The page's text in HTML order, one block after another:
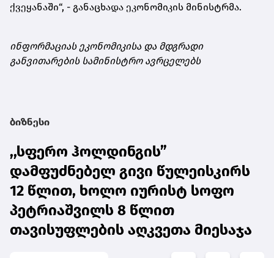
ქვეყანაში“, - განაცხადა ეკონომიკის მინისტრმა.
ინფორმაციას ეკონომიკისა და მდგრადი
განვითარების სამინისტრო ავრცელებს
ბიზნესი
,,სფერო ჰოლდინგის”
დამფუძნებელ გივი წულეისკირს
12 წლით, ხოლო იურისტ სოფო
პეტრიაშვილს 8 წლით
თავისუფლების აღკვეთა მიესაჯა